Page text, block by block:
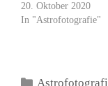
20. Oktober 2020
In "Astrofotografie"
Kategorien